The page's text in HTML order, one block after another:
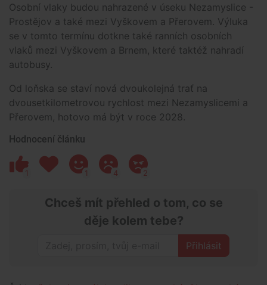
Osobní vlaky budou nahrazené v úseku Nezamyslice -
Prostějov a také mezi Vyškovem a Přerovem. Výluka
se v tomto termínu dotkne také ranních osobních
vlaků mezi Vyškovem a Brnem, které taktéž nahradí
autobusy.
Od loňska se staví nová dvoukolejná trať na
dvousetkilometrovou rychlost mezi Nezamyslicemi a
Přerovem, hotovo má být v roce 2028.
Hodnocení článku
1 1 4 2
Chceš mít přehled o tom, co se
děje kolem tebe?
Přihlásit